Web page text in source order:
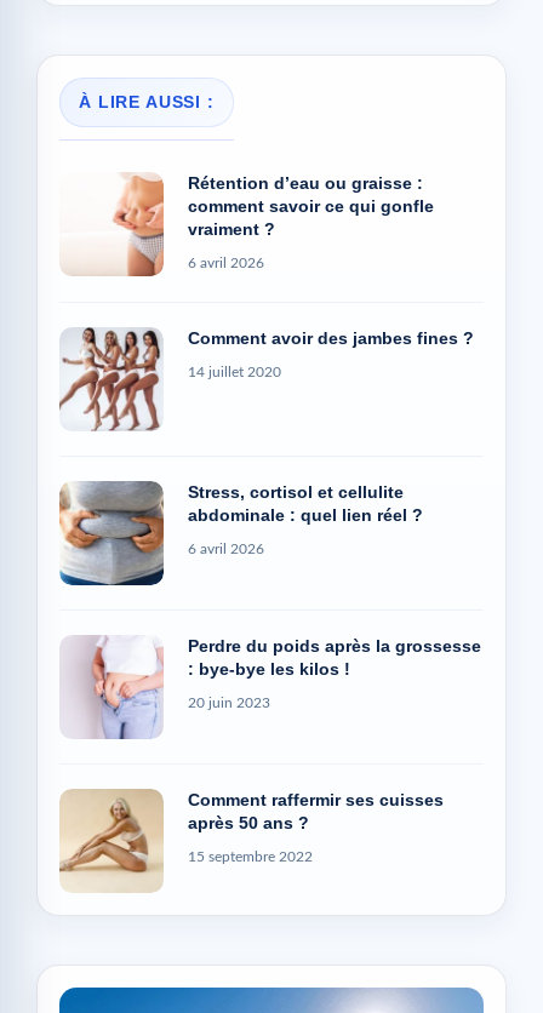
À LIRE AUSSI :
Rétention d’eau ou graisse :
comment savoir ce qui gonfle
vraiment ?
6 avril 2026
Comment avoir des jambes fines ?
14 juillet 2020
Stress, cortisol et cellulite
abdominale : quel lien réel ?
6 avril 2026
Perdre du poids après la grossesse
: bye-bye les kilos !
20 juin 2023
Comment raffermir ses cuisses
après 50 ans ?
15 septembre 2022